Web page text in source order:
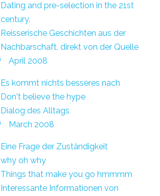
Dating and pre-selection in the 21st
century.
Reisserische Geschichten aus der
Nachbarschaft, direkt von der Quelle
April 2008
Es kommt nichts besseres nach
Don't believe the hype
Dialog des Alltags
March 2008
Eine Frage der Zuständigkeit
why oh why
Things that make you go hmmmm
Interessante Informationen von